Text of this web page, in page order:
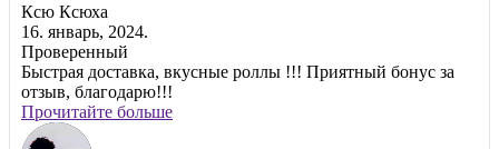
Ксю Ксюха
16. январь, 2024.
Проверенный
Быстрая доставка, вкусные роллы !!! Приятный бонус за
отзыв, благодарю!!!
Прочитайте больше